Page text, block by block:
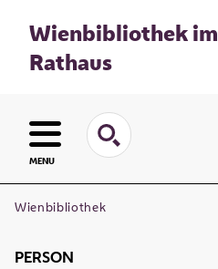
Wienbibliothek im
Rathaus
MENU
Wienbibliothek
PERSON